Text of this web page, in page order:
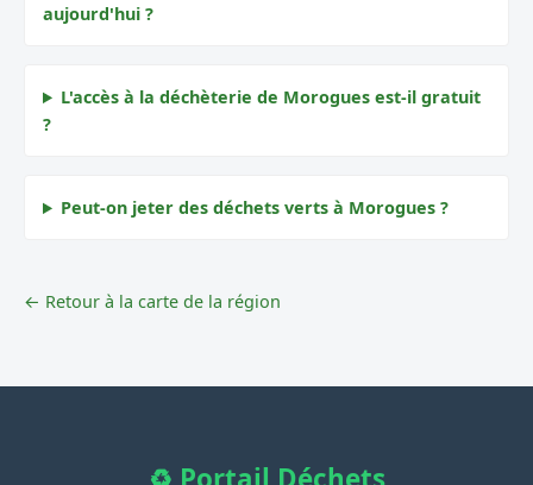
aujourd'hui ?
L'accès à la déchèterie de Morogues est-il gratuit
?
Peut-on jeter des déchets verts à Morogues ?
← Retour à la carte de la région